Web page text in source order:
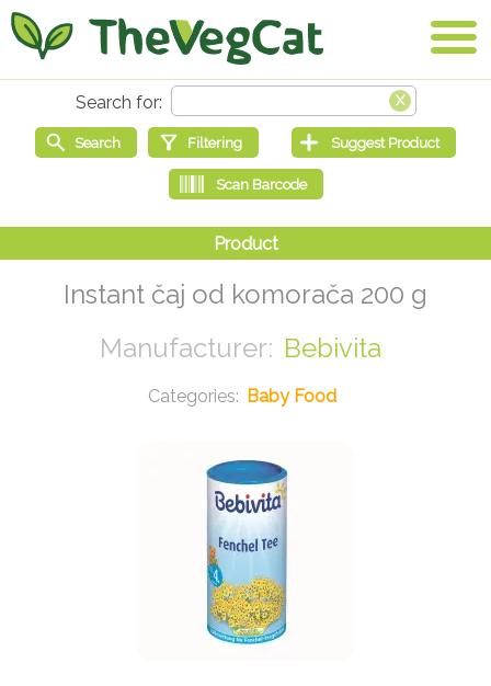
Instant čaj od komorača 200 g
Bebivita
Baby Food